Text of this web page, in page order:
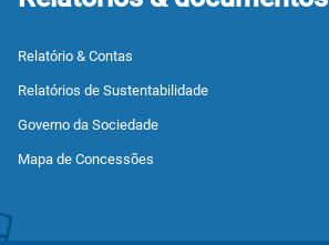
Relatório & Contas
Relatórios de Sustentabilidade
Governo da Sociedade
Mapa de Concessões